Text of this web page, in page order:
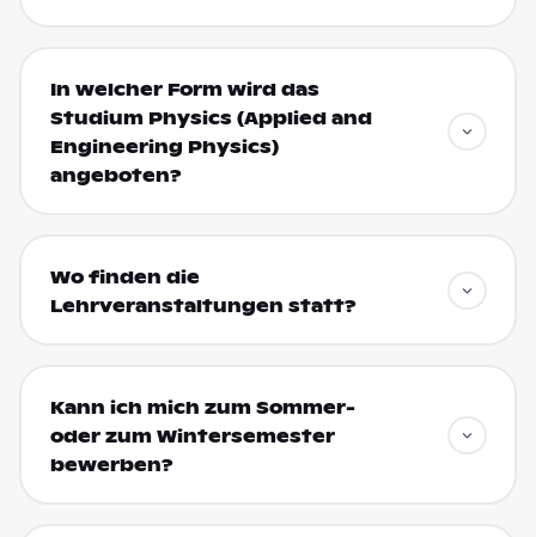
In welcher Form wird das
Studium Physics (Applied and
Engineering Physics)
angeboten?
Wo finden die
Lehrveranstaltungen statt?
Kann ich mich zum Sommer-
oder zum Wintersemester
bewerben?